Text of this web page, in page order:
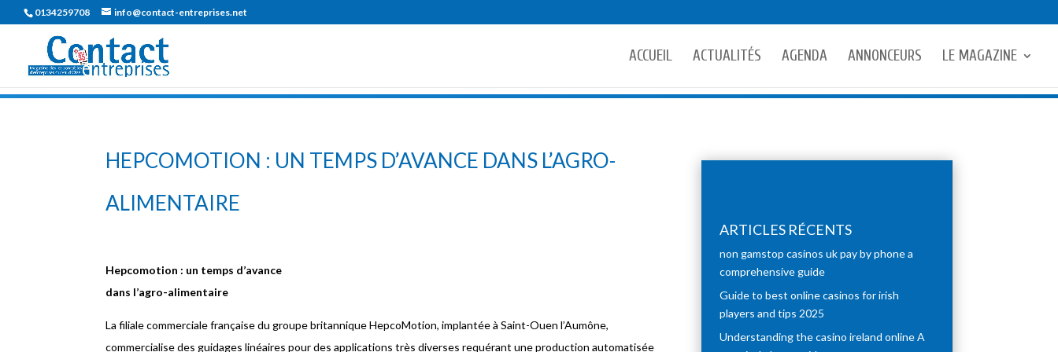
0134259708 info@contact-entreprises.net
ACCUEIL ACTUALITÉS AGENDA ANNONCEURS LE MAGAZINE
HEPCOMOTION : UN TEMPS D’AVANCE DANS L’AGRO-
ALIMENTAIRE
Hepcomotion : un temps d’avance
dans l’agro-alimentaire
La filiale commerciale française du groupe britannique HepcoMotion, implantée à Saint-Ouen l’Aumône,
commercialise des guidages linéaires pour des applications très diverses requérant une production automatisée
ARTICLES RÉCENTS
non gamstop casinos uk pay by phone a
comprehensive guide
Guide to best online casinos for irish
players and tips 2025
Understanding the casino ireland online A